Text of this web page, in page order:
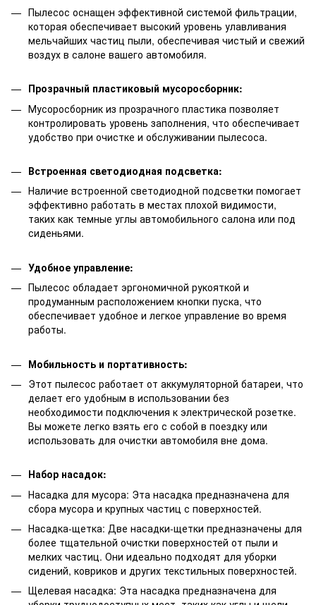
Пылесос оснащен эффективной системой фильтрации,
которая обеспечивает высокий уровень улавливания
мельчайших частиц пыли, обеспечивая чистый и свежий
воздух в салоне вашего автомобиля.
Прозрачный пластиковый мусоросборник:
Мусоросборник из прозрачного пластика позволяет
контролировать уровень заполнения, что обеспечивает
удобство при очистке и обслуживании пылесоса.
Встроенная светодиодная подсветка:
Наличие встроенной светодиодной подсветки помогает
эффективно работать в местах плохой видимости,
таких как темные углы автомобильного салона или под
сиденьями.
Удобное управление:
Пылесос обладает эргономичной рукояткой и
продуманным расположением кнопки пуска, что
обеспечивает удобное и легкое управление во время
работы.
Мобильность и портативность:
Этот пылесос работает от аккумуляторной батареи, что
делает его удобным в использовании без
необходимости подключения к электрической розетке.
Вы можете легко взять его с собой в поездку или
использовать для очистки автомобиля вне дома.
Набор насадок:
Насадка для мусора: Эта насадка предназначена для
сбора мусора и крупных частиц с поверхностей.
Насадка-щетка: Две насадки-щетки предназначены для
более тщательной очистки поверхностей от пыли и
мелких частиц. Они идеально подходят для уборки
сидений, ковриков и других текстильных поверхностей.
Щелевая насадка: Эта насадка предназначена для